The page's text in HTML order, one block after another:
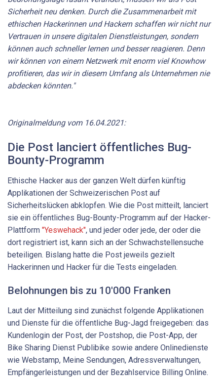
Sicherheit neu denken. Durch die Zusammenarbeit mit
ethischen Hackerinnen und Hackern schaffen wir nicht nur
Vertrauen in unsere digitalen Dienstleistungen, sondern
können auch schneller lernen und besser reagieren. Denn
wir können von einem Netzwerk mit enorm viel Knowhow
profitieren, das wir in diesem Umfang als Unternehmen nie
abdecken könnten."
Originalmeldung vom 16.04.2021:
Die Post lanciert öffentliches Bug-
Bounty-Programm
Ethische Hacker aus der ganzen Welt dürfen künftig
Applikationen der Schweizerischen Post auf
Sicherheitslücken abklopfen. Wie die Post mitteilt, lanciert
sie ein öffentliches Bug-Bounty-Programm auf der Hacker-
Plattform "Yeswehack", und jeder oder jede, der oder die
dort registriert ist, kann sich an der Schwachstellensuche
beteiligen. Bislang hatte die Post jeweils gezielt
Hackerinnen und Hacker für die Tests eingeladen.
Belohnungen bis zu 10'000 Franken
Laut der Mitteilung sind zunächst folgende Applikationen
und Dienste für die öffentliche Bug-Jagd freigegeben: das
Kundenlogin der Post, der Postshop, die Post-App, der
Bike Sharing Dienst Publibike sowie andere Onlinedienste
wie Webstamp, Meine Sendungen, Adressverwaltungen,
Empfängerleistungen und der Bezahlservice Billing Online.